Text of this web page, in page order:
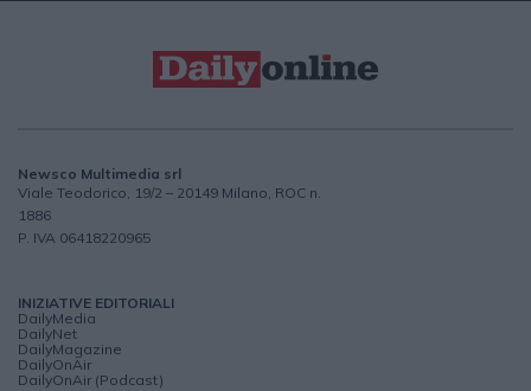
Newsco Multimedia srl
Viale Teodorico, 19/2 – 20149 Milano, ROC n.
1886
P. IVA 06418220965
INIZIATIVE EDITORIALI
DailyMedia
DailyNet
DailyMagazine
DailyOnAir
DailyOnAir (Podcast)